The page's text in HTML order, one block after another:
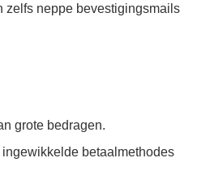
zelfs neppe bevestigingsmails
grote bedragen.
betaalmethodes